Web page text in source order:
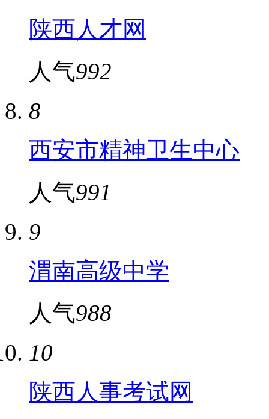
陕西人才网
人气992
8
西安市精神卫生中心
人气991
9
渭南高级中学
人气988
10
陕西人事考试网